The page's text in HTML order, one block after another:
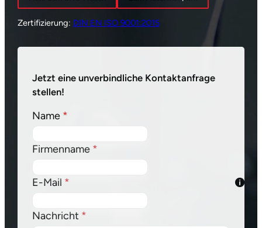
Zertifizierung: DIN EN ISO 9001:2015
Jetzt eine unverbindliche Kontaktanfrage
stellen!
Name*
Firmenname*
E-Mail *
Nachricht *